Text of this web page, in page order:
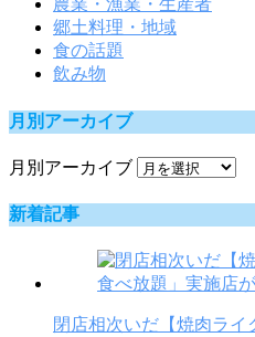
農業・漁業・生産者
郷土料理・地域
食の話題
飲み物
月別アーカイブ
月別アーカイブ
新着記事
閉店相次いだ【焼肉ラ